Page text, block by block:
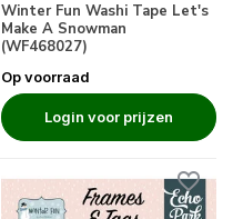
Winter Fun Washi Tape Let's
Make A Snowman
(WF468027)
Op voorraad
Login voor prijzen